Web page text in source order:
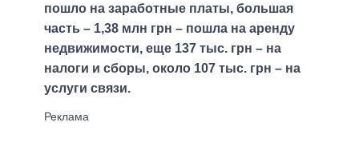
пошло на заработные платы, большая
часть – 1,38 млн грн – пошла на аренду
недвижимости, еще 137 тыс. грн – на
налоги и сборы, около 107 тыс. грн – на
услуги связи.